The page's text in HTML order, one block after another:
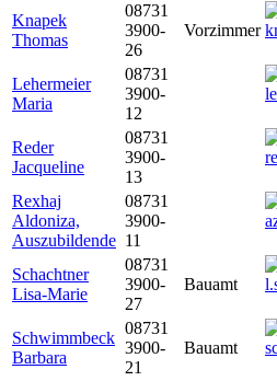
Knapek
Thomas
08731
3900-
26
Vorzimmer
Lehermeier
Maria
08731
3900-
12
Reder
Jacqueline
08731
3900-
13
Rexhaj
Aldoniza,
Auszubildende
08731
3900-
11
Schachtner
Lisa-Marie
08731
3900-
27
Bauamt
Schwimmbeck
Barbara
08731
3900-
21
Bauamt